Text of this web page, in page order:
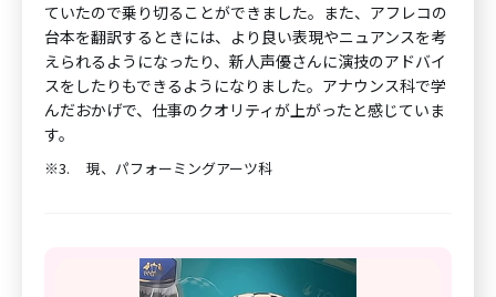
ていたので乗り切ることができました。また、アフレコの
台本を翻訳するときには、より良い表現やニュアンスを考
えられるようになったり、新人声優さんに演技のアドバイ
スをしたりもできるようになりました。アナウンス科で学
んだおかげで、仕事のクオリティが上がったと感じていま
す。
※3. 現、パフォーミングアーツ科